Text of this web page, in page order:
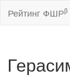
Рейтинг ФШРβ